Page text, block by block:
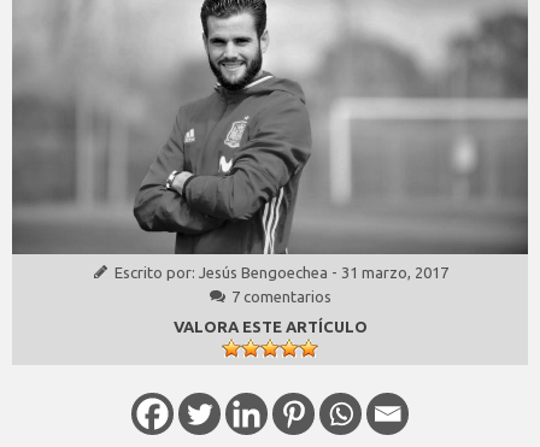
Escrito por: Jesús Bengoechea - 31 marzo, 2017
7 comentarios
VALORA ESTE ARTÍCULO